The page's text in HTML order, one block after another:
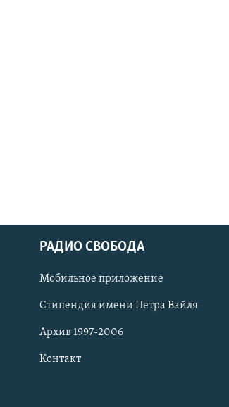
СОЦИАЛЬНЫЕ СЕТИ
РАДИО СВОБОДА
Мобильное приложение
Стипендия имени Петра Вайля
Архив 1997-2006
Контакт